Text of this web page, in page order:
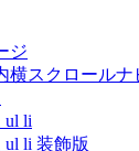
ジ
横スクロールナ
ul li
ul li 装飾版